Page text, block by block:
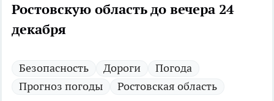
Ростовскую область до вечера 24
декабря
Безопасность Дороги
Погода
Прогноз погоды
Ростовская область